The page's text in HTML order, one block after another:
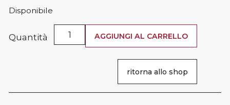
Disponibile
Secco
Quantità AGGIUNGI AL CARRELLO
ritorna allo shop